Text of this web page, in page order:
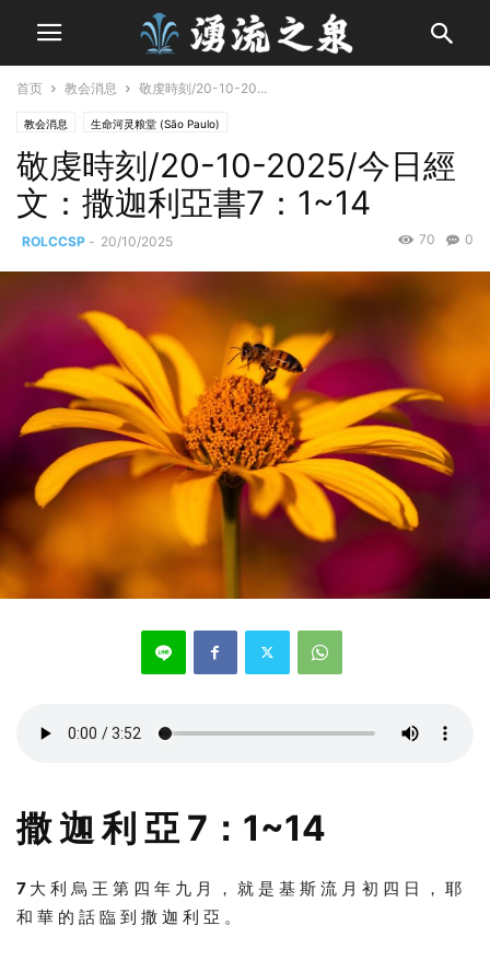
首页 教会消息 敬虔時刻/20-10-20...
教会消息 生命河灵粮堂 (São Paulo)
敬虔時刻/20-10-2025/今日經
文：撒迦利亞書7：1~14
ROLCCSP - 20/10/2025 0
70
撒 迦 利 亞 7：1~14
7 大 利 烏 王 第 四 年 九 月 ， 就 是 基 斯 流 月 初 四 日 ， 耶
和 華 的 話 臨 到 撒 迦 利 亞 。